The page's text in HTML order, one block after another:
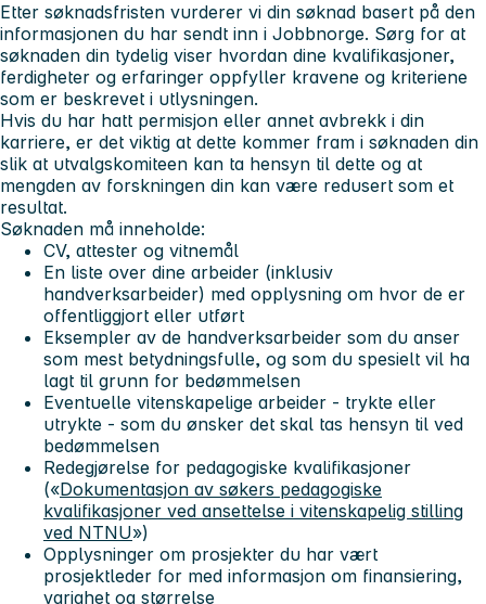
Etter søknadsfristen vurderer vi din søknad basert på den
informasjonen du har sendt inn i Jobbnorge. Sørg for at
søknaden din tydelig viser hvordan dine kvalifikasjoner,
ferdigheter og erfaringer oppfyller kravene og kriteriene
som er beskrevet i utlysningen.
Hvis du har hatt permisjon eller annet avbrekk i din
karriere, er det viktig at dette kommer fram i søknaden din
slik at utvalgskomiteen kan ta hensyn til dette og at
mengden av forskningen din kan være redusert som et
resultat.
Søknaden må inneholde:
CV, attester og vitnemål
En liste over dine arbeider (inklusiv
handverksarbeider) med opplysning om hvor de er
offentliggjort eller utført
Eksempler av de handverksarbeider som du anser
som mest betydningsfulle, og som du spesielt vil ha
lagt til grunn for bedømmelsen
Eventuelle vitenskapelige arbeider - trykte eller
utrykte - som du ønsker det skal tas hensyn til ved
bedømmelsen
Redegjørelse for pedagogiske kvalifikasjoner
(«Dokumentasjon av søkers pedagogiske
kvalifikasjoner ved ansettelse i vitenskapelig stilling
ved NTNU»)
Opplysninger om prosjekter du har vært
prosjektleder for med informasjon om finansiering,
varighet og størrelse